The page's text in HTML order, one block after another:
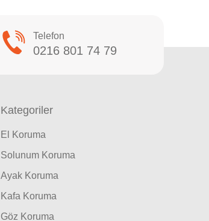
Telefon
0216 801 74 79
Kategoriler
El Koruma
Solunum Koruma
Ayak Koruma
Kafa Koruma
Göz Koruma